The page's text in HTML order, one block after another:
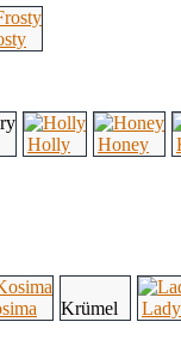
Holly Honey
Krümel Lady